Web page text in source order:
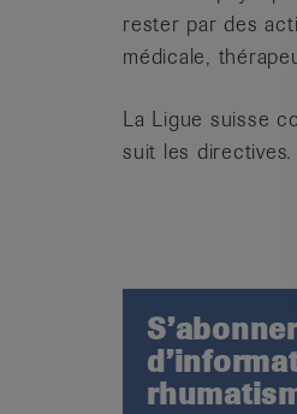
rester par des
médicale,
La Ligue suisse
suit les directives.